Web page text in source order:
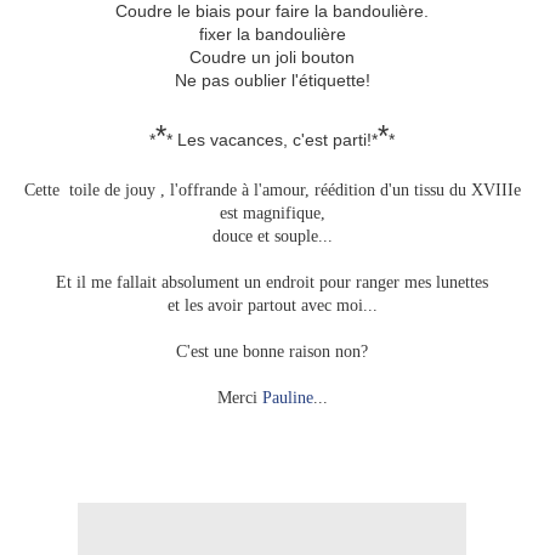
Coudre le biais pour faire la bandoulière.
fixer la bandoulière
Coudre un joli bouton
Ne pas oublier l'étiquette!
*** Les vacances, c'est parti!***
Cette toile de jouy , l'offrande à l'amour, réédition d'un tissu du XVIIIe
est magnifique,
douce et souple...
Et il me fallait absolument un endroit pour ranger mes lunettes
et les avoir partout avec moi...
C'est une bonne raison non?
Merci Pauline...